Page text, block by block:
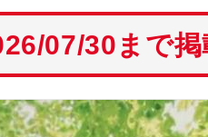
07/30まで